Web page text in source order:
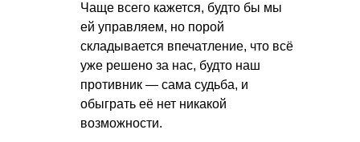
Чаще всего кажется, будто бы мы
ей управляем, но порой
складывается впечатление, что всё
уже решено за нас, будто наш
противник — сама судьба, и
обыграть её нет никакой
возможности.